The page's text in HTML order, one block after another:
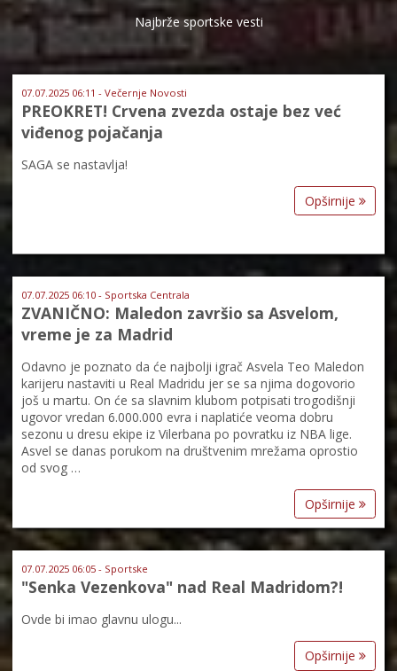
Najbrže sportske vesti
07.07.2025 06:11 - Večernje Novosti
PREOKRET! Crvena zvezda ostaje bez već
viđenog pojačanja
SAGA se nastavlja!
Opširnije
07.07.2025 06:10 - Sportska Centrala
ZVANIČNO: Maledon završio sa Asvelom,
vreme je za Madrid
Odavno je poznato da će najbolji igrač Asvela Teo Maledon
karijeru nastaviti u Real Madridu jer se sa njima dogovorio
još u martu. On će sa slavnim klubom potpisati trogodišnji
ugovor vredan 6.000.000 evra i naplatiće veoma dobru
sezonu u dresu ekipe iz Vilerbana po povratku iz NBA lige.
Asvel se danas porukom na društvenim mrežama oprostio
od svog …
Opširnije
07.07.2025 06:05 - Sportske
"Senka Vezenkova" nad Real Madridom?!
Ovde bi imao glavnu ulogu...
Opširnije